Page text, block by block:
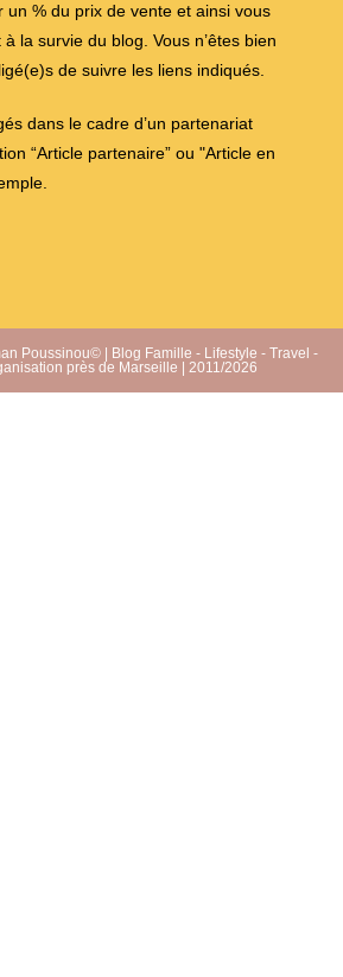
un % du prix de vente et ainsi vous
la survie du blog. Vous n’êtes bien
de suivre les liens indiqués.
dans le cadre d’un partenariat
“Article partenaire” ou "Article en
Poussinou© | Blog Famille - Lifestyle - Travel -
près de Marseille | 2011/2026